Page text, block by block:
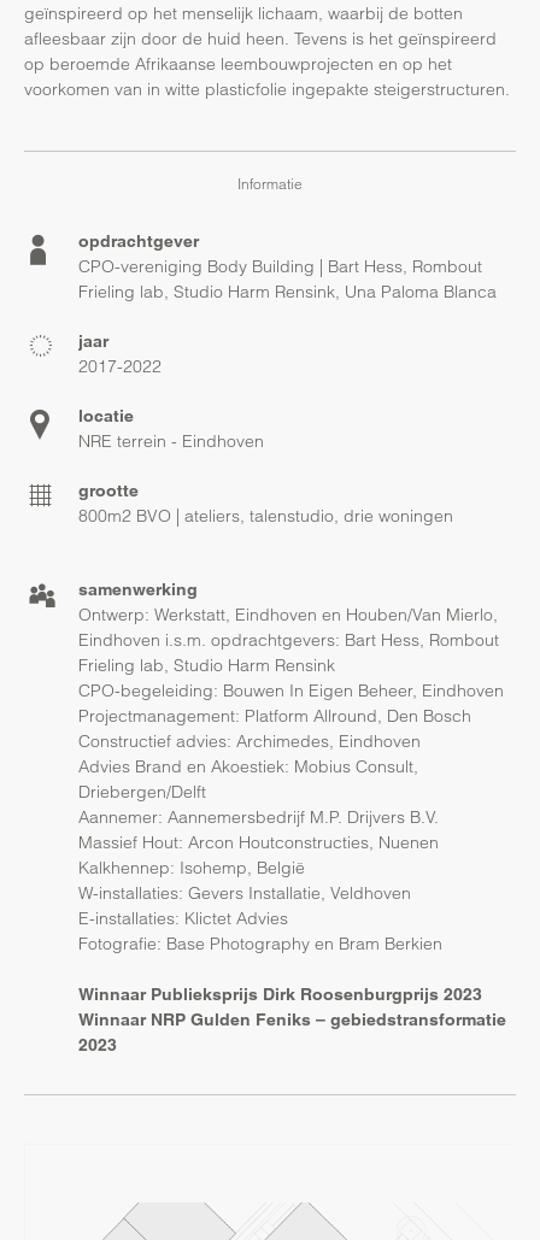
geïnspireerd op het menselijk lichaam, waarbij de botten
afleesbaar zijn door de huid heen. Tevens is het geïnspireerd
op beroemde Afrikaanse leembouwprojecten en op het
voorkomen van in witte plasticfolie ingepakte steigerstructuren.
Informatie
opdrachtgever
CPO-vereniging Body Building | Bart Hess, Rombout
Frieling lab, Studio Harm Rensink, Una Paloma Blanca
jaar
2017-2022
locatie
NRE terrein - Eindhoven
grootte
800m2 BVO | ateliers, talenstudio, drie woningen
samenwerking
Ontwerp: Werkstatt, Eindhoven en Houben/Van Mierlo,
Eindhoven i.s.m. opdrachtgevers: Bart Hess, Rombout
Frieling lab, Studio Harm Rensink
CPO-begeleiding: Bouwen In Eigen Beheer, Eindhoven
Projectmanagement: Platform Allround, Den Bosch
Constructief advies: Archimedes, Eindhoven
Advies Brand en Akoestiek: Mobius Consult,
Driebergen/Delft
Aannemer: Aannemersbedrijf M.P. Drijvers B.V.
Massief Hout: Arcon Houtconstructies, Nuenen
Kalkhennep: Isohemp, België
W-installaties: Gevers Installatie, Veldhoven
E-installaties: Klictet Advies
Fotografie: Base Photography en Bram Berkien
Winnaar Publieksprijs Dirk Roosenburgprijs 2023
Winnaar NRP Gulden Feniks – gebiedstransformatie
2023